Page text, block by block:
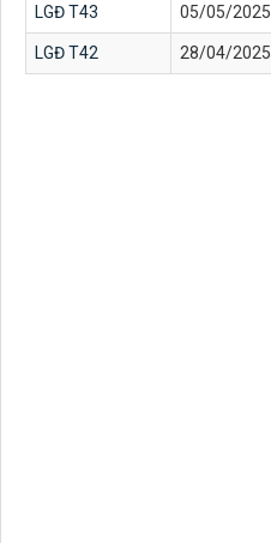
LGĐ T43 05/05/2025
LGĐ T42 28/04/2025